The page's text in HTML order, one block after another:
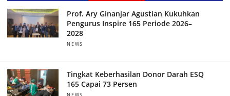
Prof. Ary Ginanjar Agustian Kukuhkan
Pengurus Inspire 165 Periode 2026–
2028
NEWS
Tingkat Keberhasilan Donor Darah ESQ
165 Capai 73 Persen